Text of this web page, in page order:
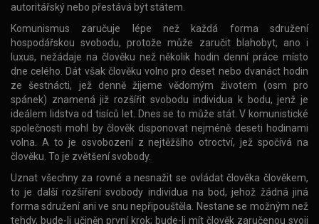
autoritářský nebo přestává být státem.
Komunismus zaručuje lépe než každá forma sdružení
hospodářskou svobodu, protože může zaručit blahobyt, ano i
luxus, nežádaje na člověku než několik hodin denní práce místo
dne celého. Dát však člověku volno pro deset nebo dvanáct hodin
ze šestnácti, jež denně žijeme vědomým životem (osm pro
spánek) znamená již rozšířit svobodu individua k bodu, jenž je
ideálem lidstva od tisíců let. Dnes se to může stát. V komunistické
společnosti mohl by člověk disponovat nejméně deseti hodinami
volna. A to je osvobození z nejtěžšího otroctví, jež spočívá na
člověku. To je zvětšení svobody.
Uznat všechny za rovné a nesnažit se ovládat člověka člověkem,
to je další rozšíření svobody individua na bod, jehož žádná jiná
forma sdružení ani ve snu nepřipouštěla. Nestane se možným než
tehdy, bude-li učiněn první krok; bude-li mít člověk zaručenou svoji